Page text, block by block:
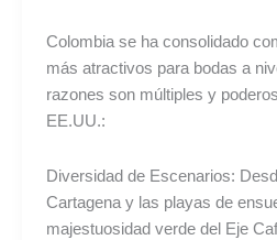
Colombia se ha consolidado
más atractivos para bodas a
razones son múltiples y
EE.UU.:
Diversidad de Escenarios:
Cartagena y las playas de
majestuosidad verde del Eje